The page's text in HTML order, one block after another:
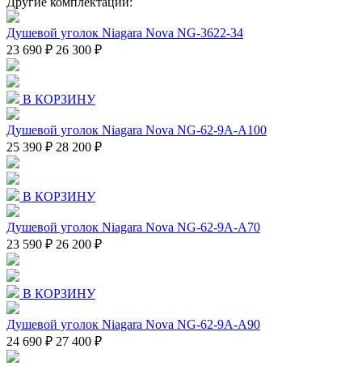
Душевой уголок Niagara Nova NG-3622-34
23 690 ₽ 26 300 ₽
В КОРЗИНУ
Душевой уголок Niagara Nova NG-62-9A-A100
25 390 ₽ 28 200 ₽
В КОРЗИНУ
Душевой уголок Niagara Nova NG-62-9A-A70
23 590 ₽ 26 200 ₽
В КОРЗИНУ
Душевой уголок Niagara Nova NG-62-9A-A90
24 690 ₽ 27 400 ₽